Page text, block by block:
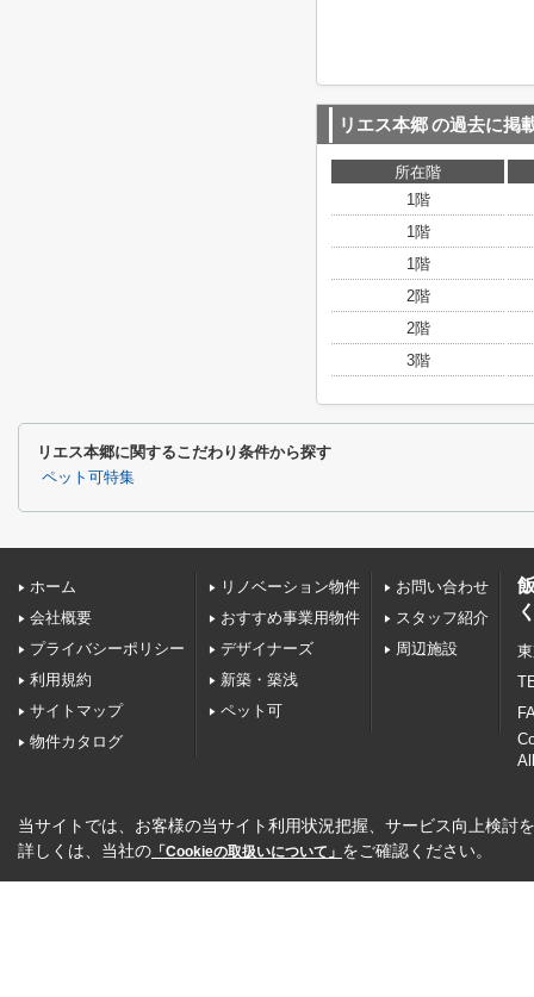
リエス本郷の過去に掲
所在階
1階
1階
1階
2階
2階
3階
リエス本郷に関するこだわり条件から探す
ペット可特集
ホーム
会社概要
プライバシーポリシー
利用規約
サイトマップ
物件カタログ
リノベーション物件
おすすめ事業用物件
デザイナーズ
新築・築浅
ペット可
お問い合わせ
スタッフ紹介
周辺施設
当サイトでは、お客様の当サイト利用状況把握、サービス向上検討
詳しくは、当社の 「Cookieの取扱いについて」 をご確認ください。